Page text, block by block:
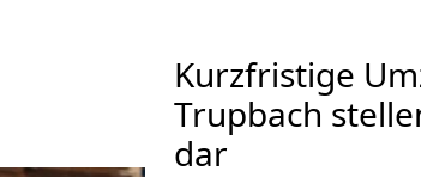
Kurzfristige
Trupbach
dar